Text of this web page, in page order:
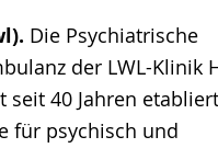
Die Psychiatrische
der LWL-Klinik
seit 40 Jahren
für psychisch und